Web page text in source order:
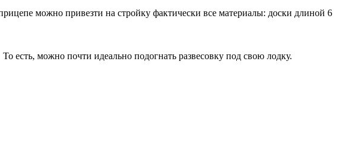
можно привезти на стройку фактически все материалы: доски длиной 6
есть, можно почти идеально подогнать развесовку под свою лодку.